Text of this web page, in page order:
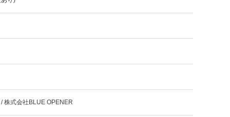
株式会社BLUE OPENER